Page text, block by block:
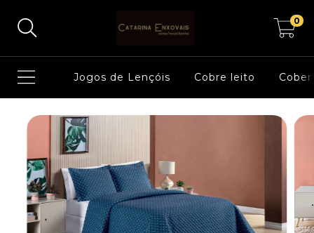
0
Jogos de Lençóis Cobre leito